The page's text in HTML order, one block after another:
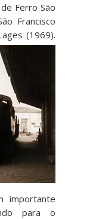
Ferro São
Francisco
(1969).
importante
para o